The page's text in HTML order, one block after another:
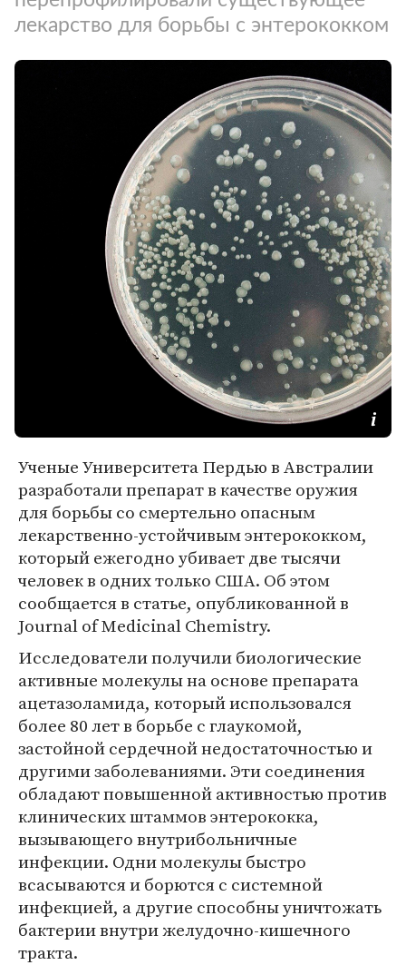
лекарство для борьбы с энтерококком
Ученые Университета Пердью в Австралии
разработали препарат в качестве оружия
для борьбы со смертельно опасным
лекарственно-устойчивым энтерококком,
который ежегодно убивает две тысячи
человек в одних только США. Об этом
сообщается в статье, опубликованной в
Journal of Medicinal Chemistry.
Исследователи получили биологические
активные молекулы на основе препарата
ацетазоламида, который использовался
более 80 лет в борьбе с глаукомой,
застойной сердечной недостаточностью и
другими заболеваниями. Эти соединения
обладают повышенной активностью против
клинических штаммов энтерококка,
вызывающего внутрибольничные
инфекции. Одни молекулы быстро
всасываются и борются с системной
инфекцией, а другие способны уничтожать
бактерии внутри желудочно-кишечного
тракта.